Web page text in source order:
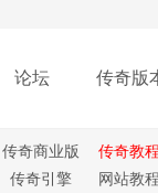
论坛 传奇版
传奇商业版
本
传奇教程
传奇引擎 网站教程